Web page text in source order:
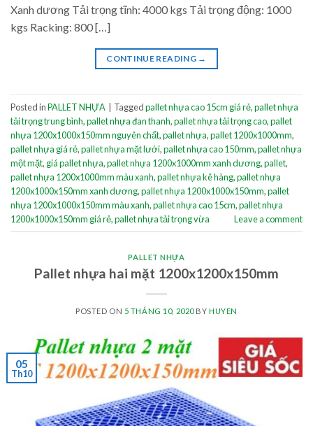
Xanh dương Tải trọng tĩnh: 4000 kgs Tải trọng động: 1000
kgs Racking: 800 […]
CONTINUE READING →
Posted inPALLET NHỰA Taggedpallet nhựa cao 15cm giá rẻ,pallet nhựa
tải trọng trung bình,pallet nhựa đan thanh,pallet nhựa tải trọng cao,pallet
nhựa 1200x1000x150mm nguyên chất,pallet nhựa,pallet 1200x1000mm,
pallet nhựa giá rẻ,pallet nhựa mặt lưới,pallet nhựa cao 150mm,pallet nhựa
một mặt, giá pallet nhựa,pallet nhựa 1200x1000mm xanh dương,pallet,
pallet nhựa 1200x1000mm màu xanh,pallet nhựa kê hàng,pallet nhựa
1200x1000x150mm xanh dương,pallet nhựa 1200x1000x150mm,pallet
nhựa 1200x1000x150mm màu xanh,pallet nhựa cao 15cm,pallet nhựa
1200x1000x150mm giá rẻ,pallet nhựa tải trọng vừa Leave a comment
PALLET NHỰA
Pallet nhựa hai mặt 1200x1200x150mm
POSTED ON 5 THÁNG 10, 2020BY HUYEN
05
Th10